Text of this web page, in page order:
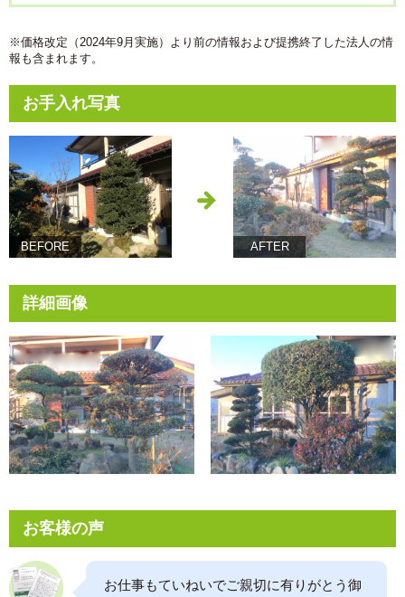
※価格改定（2024年9月実施）より前の情報および提携終了した法人の情
報も含まれます。
お手入れ写真
BEFORE AFTER
詳細画像
お客様の声
お仕事もていねいでご親切に有りがとう御